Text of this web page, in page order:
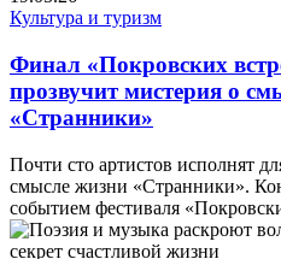
Культура и туризм
Финал «Покровских
прозвучит мистерия о
«Странники»
Почти сто артистов исполнят
смысле жизни «Странники».
событием фестиваля